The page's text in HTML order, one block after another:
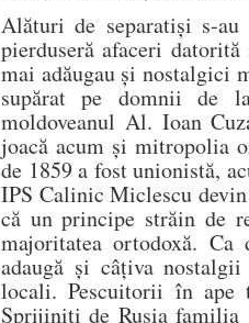
Alături de separatişi s-
pierduseră afaceri
mai adăugau şi nostalgici
supărat pe domnii de
moldoveanul Al. Ioan
joacă acum şi mitropolia
de 1859 a fost unionistă,
IPS Calinic Miclescu
că un principe străin de
majoritatea ortodoxă.
adaugă şi câţiva
locali. Pescuitorii în ape
Sprijiniţi de Rusia familia